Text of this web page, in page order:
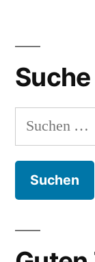
Suche
Suchen
nach: